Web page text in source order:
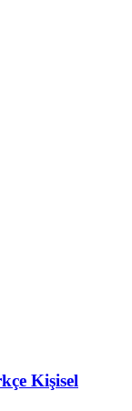
Kişisel